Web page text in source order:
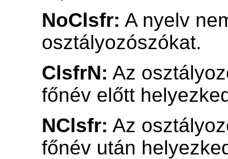
NoClsfr: A nyelv
osztályozószókat.
ClsfrN: Az
főnév előtt
NClsfr: Az
főnév után